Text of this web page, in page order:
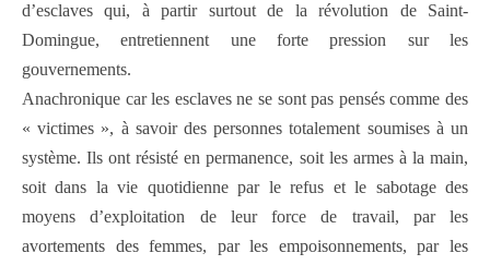
d’esclaves qui, à partir surtout de la révolution de Saint-
Domingue, entretiennent une forte pression sur les
gouvernements.
Anachronique car les esclaves ne se sont pas pensés comme des
« victimes », à savoir des personnes totalement soumises à un
système. Ils ont résisté en permanence, soit les armes à la main,
soit dans la vie quotidienne par le refus et le sabotage des
moyens d’exploitation de leur force de travail, par les
avortements des femmes, par les empoisonnements, par les